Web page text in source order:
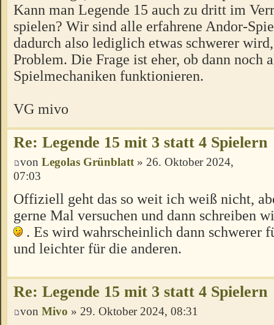
Kann man Legende 15 auch zu dritt im
spielen? Wir sind alle erfahrene Andor-
dadurch also lediglich etwas schwerer
Problem. Die Frage ist eher, ob dann noch
Spielmechaniken funktionieren.
VG mivo
Re: Legende 15 mit 3 statt 4 Spielern
von Legolas Grünblatt » 26. Oktober 2024,
07:03
Offiziell geht das so weit ich weiß nicht,
gerne Mal versuchen und dann schreiben
. Es wird wahrscheinlich dann schwerer
und leichter für die anderen.
Re: Legende 15 mit 3 statt 4 Spielern
von Mivo » 29. Oktober 2024, 08:31